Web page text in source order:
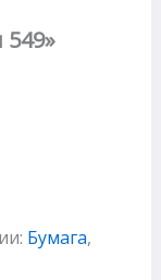
549»
Бумага,